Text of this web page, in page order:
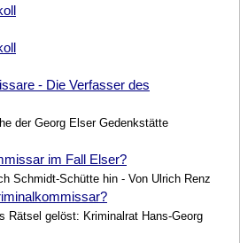
- Die Verfasser des
der Georg Elser Gedenkstätte
im Fall Elser?
Schmidt-Schütte hin - Von Ulrich Renz
Rätsel gelöst: Kriminalrat Hans-Georg